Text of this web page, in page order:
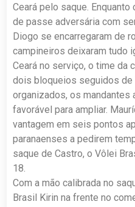
Ceará pelo saque.
de passe adversária com
Diogo se encarregaram de
campineiros deixaram tudo
Ceará no serviço, o time da
dois bloqueios seguidos de
organizados, os mandantes
favorável para ampliar.
vantagem em seis pontos
paranaenses a pedirem
saque de Castro, o Vôlei
18.
Com a mão calibrada no
Brasil Kirin na frente no